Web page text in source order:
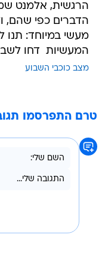
הרגשית, אלמנט
הדברים כפי שהם,
מעשי במיוחד:
המעשיות  דחו
מצב כוכבי השבוע
טרם התפרסמו